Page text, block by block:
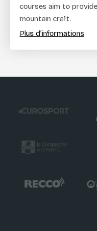
courses aim to
mountain craft.
Plus d'informations